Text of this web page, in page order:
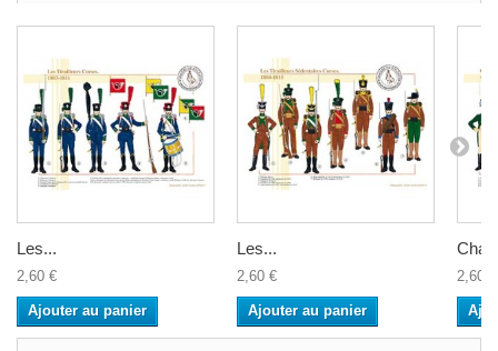
Les...
2,60 €
Ajouter au panier
Les...
2,60 €
Ajouter au panier
2,60 €